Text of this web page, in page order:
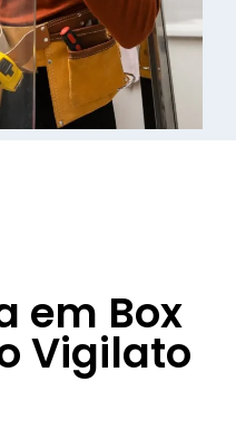
em Box
Vigilato